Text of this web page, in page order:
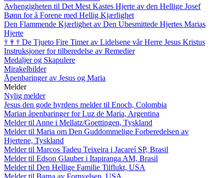
Avhengigheten til Det Mest Kastes Hjerte av den Hellige Josef
Bønn for å Forene med Hellig Kjærlighet
Den Flammende Kjærlighet av Den Ubesmittede Hjertes Marias
Hjerte
† † † De Tjueto Fire Timer av Lidelsene vår Herre Jesus Kristus
Instruksjoner for tilberedelse av Remedier
Medaljer og Skapulere
Mirakelbilder
Åpenbaringer av Jesus og Maria
Melder
Nylig melder
Jesus den gode hyrdens melder til Enoch, Colombia
Marian åpenbaringer for Luz de Maria, Argentina
Melder til Anne i Mellatz/Goettingen, Tyskland
Melder til Maria om Den Guddommelige Forberedelsen av
Hjertene, Tyskland
Melder til Marcos Tadeu Teixeira i Jacareí SP, Brasil
Melder til Edson Glauber i Itapiranga AM, Brasil
Melder til Den Hellige Familie Tilflukt, USA
Melder til Barna av Fornyelsen, USA